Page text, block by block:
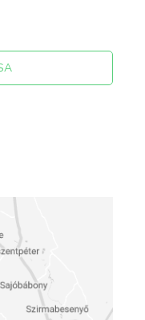
A bejárat utáni
csarnokban egy
maradt. Az
látható egy
hogy a feltárás
kitöltés eredeti
a rövidebb,
lehet
hossza 115 m,
m, függőleges
kiterjedése 63
Szeleta